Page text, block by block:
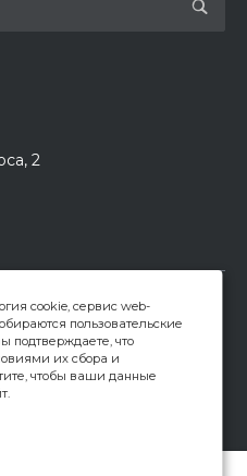
2
информация, касающаяся
характер и не является
положениями ст 437
данном сайте информация
в любое время без
cookie, сервис web-
пользовательские
подтверждаете, что
их сбора и
чтобы ваши данные